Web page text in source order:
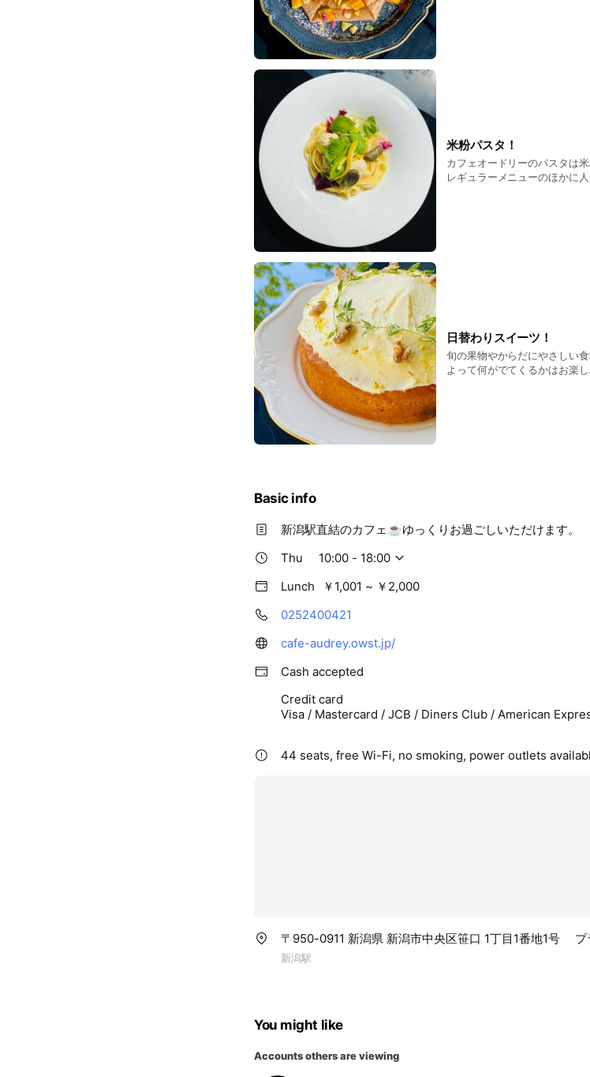
米粉パスタ！
カフェオードリーのパスタは
レギュラーメニューのほかに
日替わりスイーツ！
旬の果物やからだにやさしい
よって何がでてくるかはお楽
Basic info
新潟駅直結のカフェ☕️ゆっくりお過ごしいただけます。
Thu
10:00 - 18:00
Lunch
￥1,001 ~ ￥2,000
0252400421
cafe-audrey.owst.jp/
Cash accepted
Credit card
Visa / Mastercard / JCB / Diners Club / American
44 seats, free Wi-Fi, no smoking, power outlets
〒950-0911 新潟県 新潟市中央区笹口 1丁目1番地1号 プ
新潟駅
You might like
Accounts others are viewing